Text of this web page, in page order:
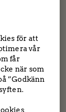
Vi
44139
för att
vår
får
när som
”Godkänn